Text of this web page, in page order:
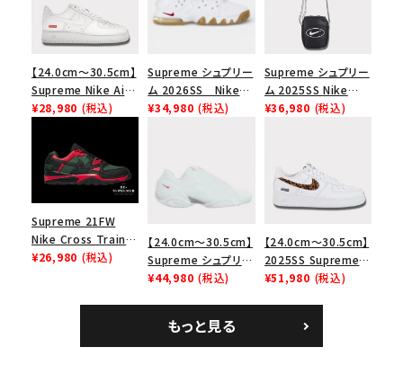
【24.0cm～30.5cm】
Supreme Nike Air
Force 1 Low シュプ
ース１スニーカー シ
ューズ ホワイト
¥28,980 (税込)
Supreme シュプリー
ム 2026SS Nike
SB Air Max 2 CB 94
¥34,980 (税込)
Supreme シュプリー
ム 2025SS Nike
Leather Shoulder
¥36,980 (税込)
Supreme 21FW
Nike Cross Trainer
Low ナイキクロスト
¥26,980 (税込)
【24.0cm～30.5cm】
Supreme シュプリー
ム 2023AW Nike
カー ホワイト 白
¥44,980 (税込)
【24.0cm～30.5cm】
2025SS Supreme
GOODENOUGH
ムグッドイナフ ナイキ
エアフォース１スニー
¥51,980 (税込)
もっと見る